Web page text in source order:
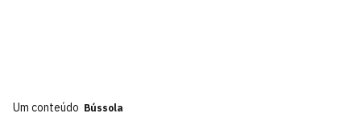
Um conteúdo Bússola